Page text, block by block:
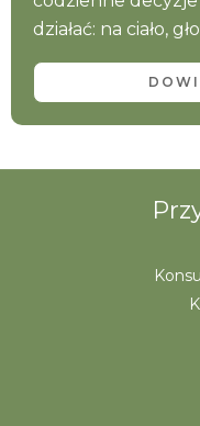
działać: na ciało,